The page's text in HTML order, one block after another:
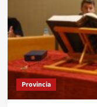
Provincia